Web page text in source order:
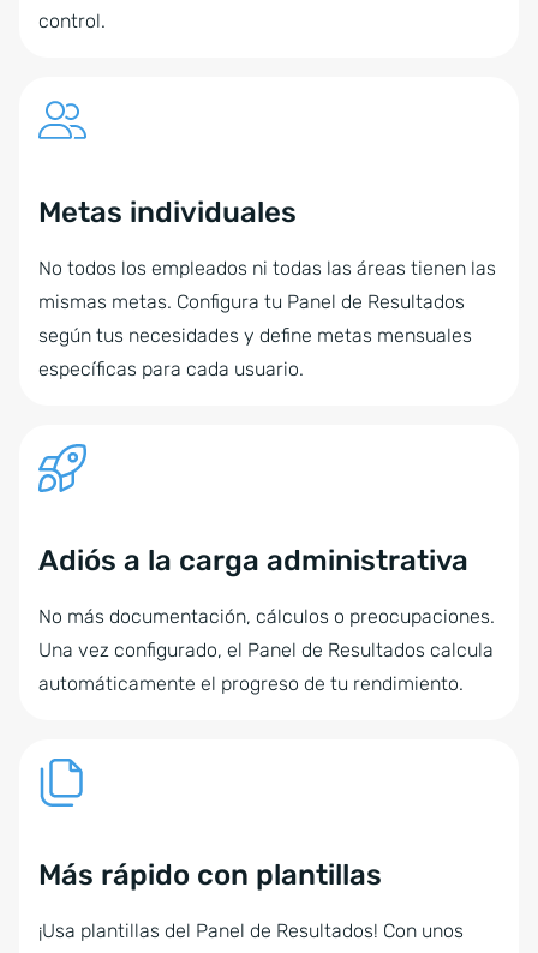
control.
Metas individuales
No todos los empleados ni todas las áreas tienen las
mismas metas. Configura tu Panel de Resultados
según tus necesidades y define metas mensuales
específicas para cada usuario.
Adiós a la carga administrativa
No más documentación, cálculos o preocupaciones.
Una vez configurado, el Panel de Resultados calcula
automáticamente el progreso de tu rendimiento.
Más rápido con plantillas
¡Usa plantillas del Panel de Resultados! Con unos